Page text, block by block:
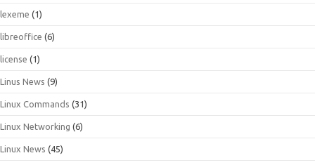
lexeme (1)
libreoffice (6)
license (1)
Linus News (9)
Linux Commands (31)
Linux Networking (6)
Linux News (45)